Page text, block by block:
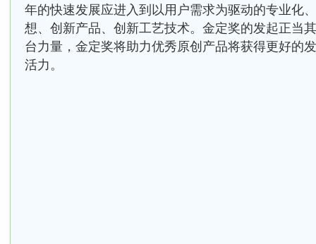
年的快速发展应进入到以用户需求为驱动的专业化
想、创新产品、创新工艺技术。金定奖的发起正当
台力量，金定奖将助力优秀原创产品将获得更好的
活力。